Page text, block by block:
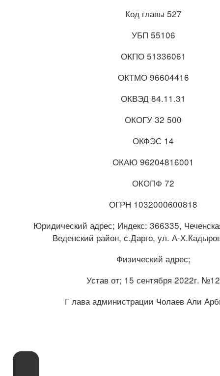
Код главы 527
УБП 55106
ОКПО 51336061
ОКТМО 96604416
ОКВЭД 84.11.31
ОКОГУ 32 500
ОКФЭС 14
ОКАЮ 96204816001
ОКОПФ 72
ОГРН 1032000600818
Юридический адрес; Индекс: 366335,
Веденский район, с.Дарго, ул. А-
Физический адрес;
Устав от; 15 сентября 2022г. №12
Г лава администрации Чолаев Али